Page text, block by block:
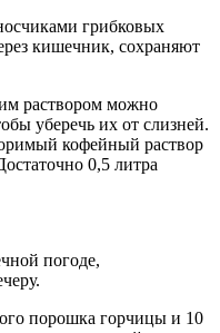
грибковых
кишечник, сохраняют
раствором можно
уберечь их от слизней.
кофейный раствор
0,5 литра
погоде,
порошка горчицы и 10